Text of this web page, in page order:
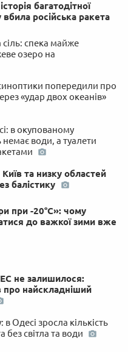
багатодітної
російська ракета
спека майже
озеро на
попередили про
«удар двох океанів»
в окупованому
води, а туалети
Київ та низку областей
балістику
при -20°C»: чому
до важкої зими вже
не залишилося:
найскладніший
Одесі зросла кількість
без світла та води